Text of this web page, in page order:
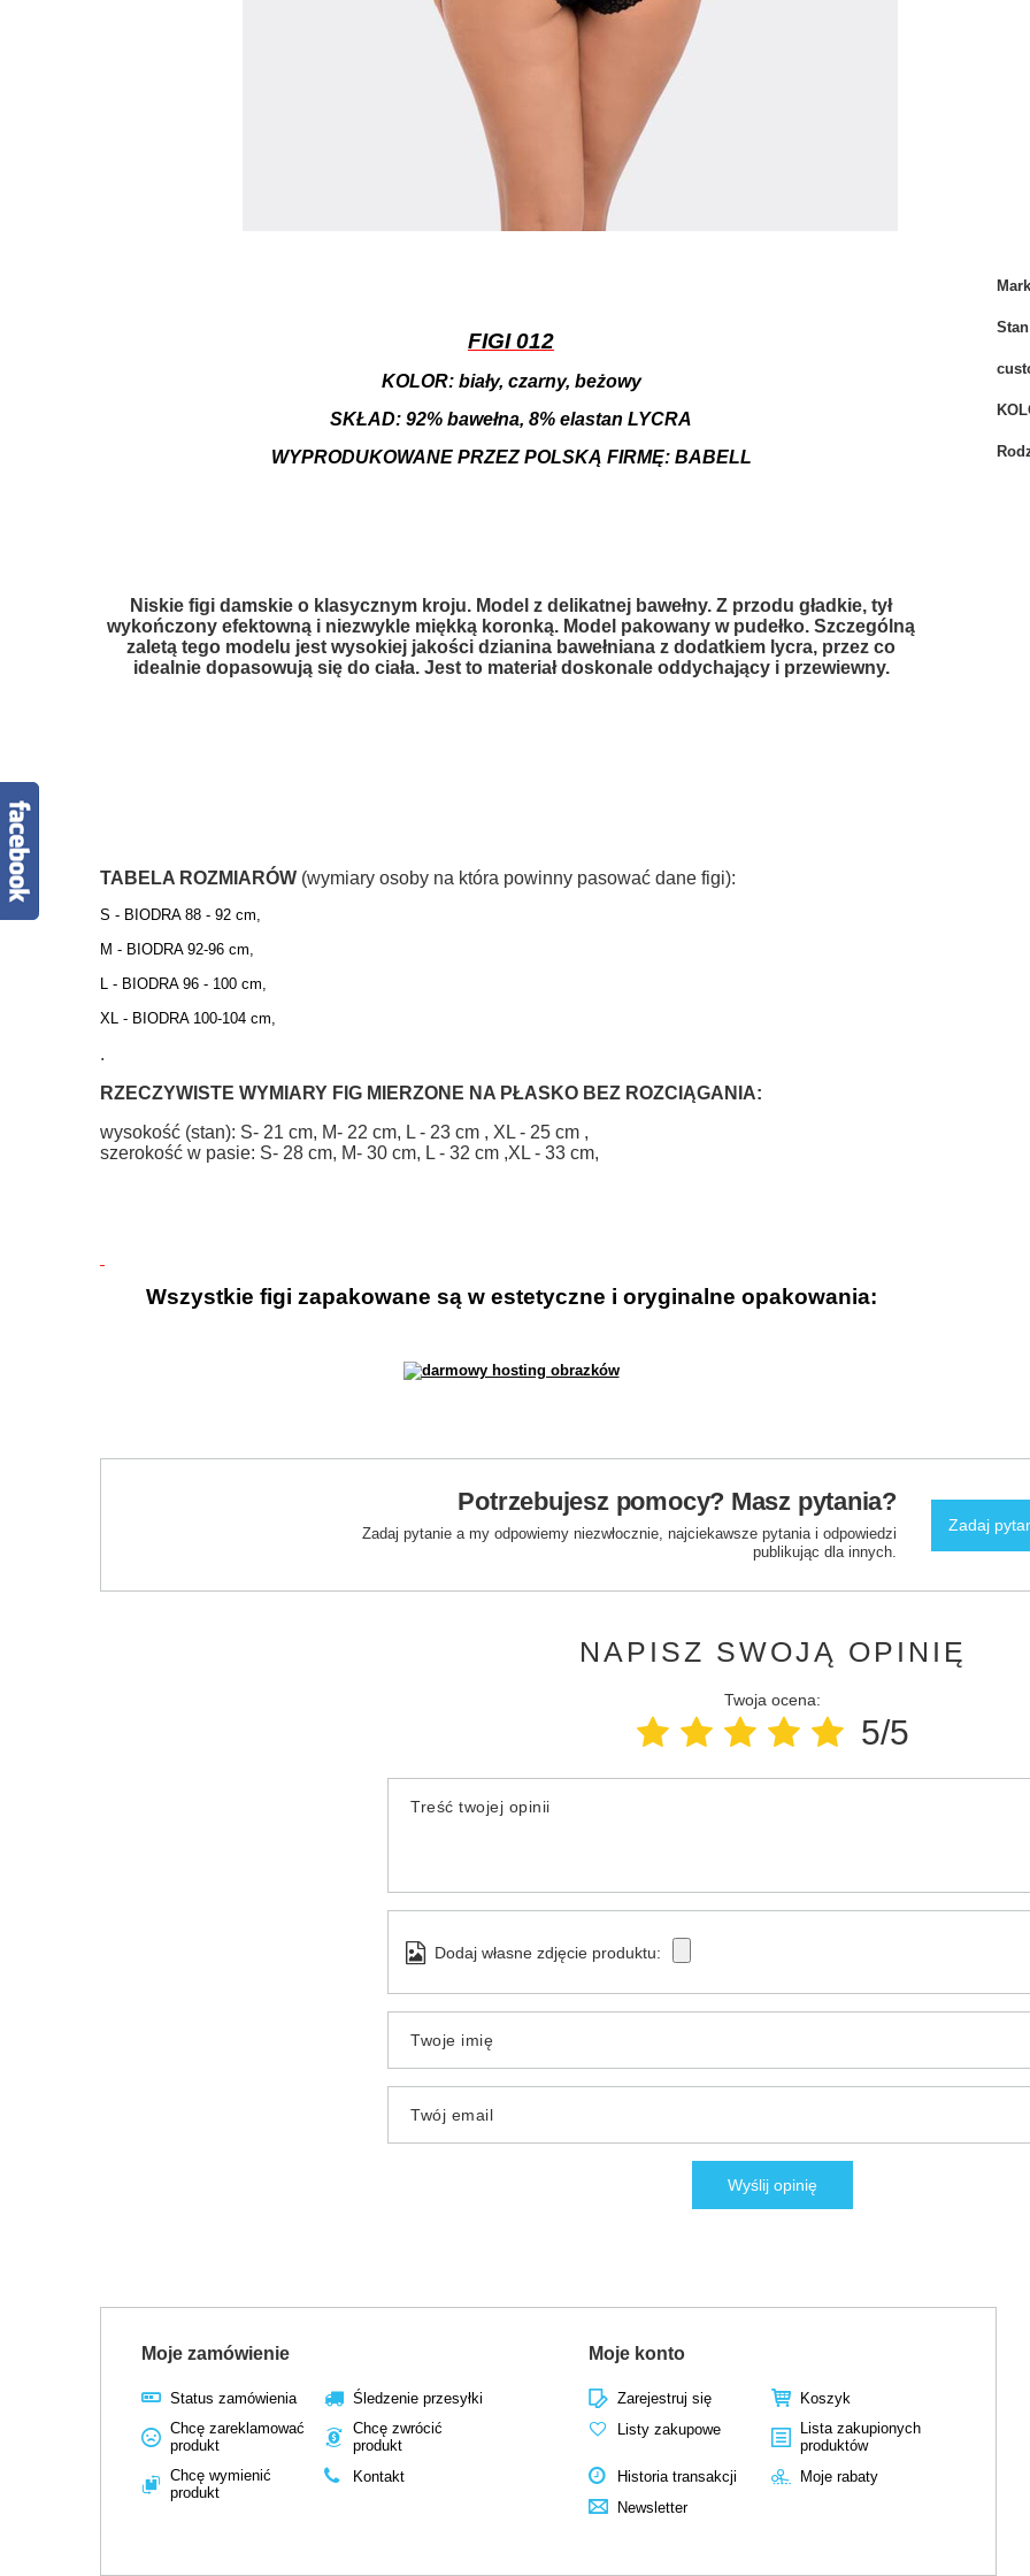
FIGI 012
KOLOR: biały, czarny, beżowy
SKŁAD: 92% bawełna, 8% elastan LYCRA
WYPRODUKOWANE PRZEZ POLSKĄ FIRMĘ: BABELL
Niskie figi damskie o klasycznym kroju. Model z delikatnej bawełny. Z przodu gładkie, tył
wykończony efektowną i niezwykle miękką koronką. Model pakowany w pudełko. Szczególną
zaletą tego modelu jest wysokiej jakości dzianina bawełniana z dodatkiem lycra, przez co
idealnie dopasowują się do ciała. Jest to materiał doskonale oddychający i przewiewny.
TABELA ROZMIARÓW (wymiary osoby na która powinny pasować dane figi):
S - BIODRA 88 - 92 cm,
M - BIODRA 92-96 cm,
L - BIODRA 96 - 100 cm,
XL - BIODRA 100-104 cm,
.
RZECZYWISTE WYMIARY FIG MIERZONE NA PŁASKO BEZ ROZCIĄGANIA:
wysokość (stan): S- 21 cm, M- 22 cm, L - 23 cm , XL - 25 cm ,
szerokość w pasie: S- 28 cm, M- 30 cm, L - 32 cm ,XL - 33 cm,
Wszystkie figi zapakowane są w estetyczne i oryginalne opakowania:
Stan
Potrzebujesz pomocy? Masz pytania?
Zadaj pytanie a my odpowiemy niezwłocznie, najciekawsze pytania i odpowiedzi
publikując dla innych.
Zadaj
NAPISZ SWOJĄ OPINIĘ
Twoja ocena:
5/5
Treść twojej opinii
Dodaj własne zdjęcie produktu:
Twoje imię
Twój email
Wyślij opinię
Moje zamówienie
Status zamówienia
Śledzenie przesyłki
Chcę zareklamować
produkt
Chcę zwrócić
produkt
Chcę wymienić
produkt
Kontakt
Moje konto
Zarejestruj się
Koszyk
Listy zakupowe
Lista zakupionych
produktów
Historia transakcji
Moje rabaty
Newsletter